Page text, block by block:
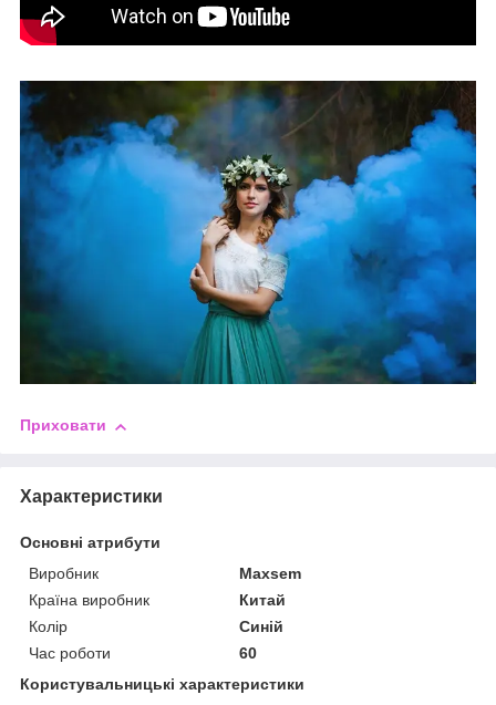
Приховати
Характеристики
Основні атрибути
Виробник
Maxsem
Країна виробник
Китай
Колір
Синій
Час роботи
60
Користувальницькі характеристики